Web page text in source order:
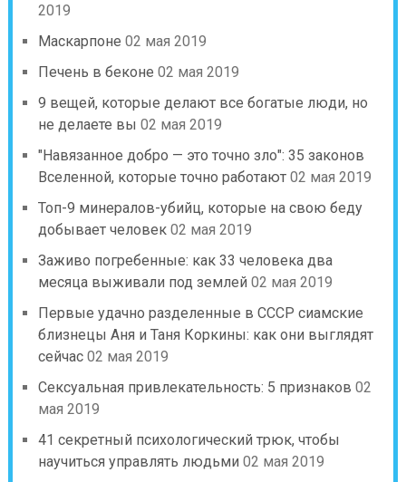
2019
Маскарпоне 02 мая 2019
Печень в беконе 02 мая 2019
9 вещей, которые делают все богатые люди, но
не делаете вы 02 мая 2019
″Навязанное добро — это точно зло″: 35 законов
Вселенной, которые точно работают 02 мая 2019
Топ-9 минералов-убийц, которые на свою беду
добывает человек 02 мая 2019
Заживо погребенные: как 33 человека два
месяца выживали под землей 02 мая 2019
Первые удачно разделенные в СССР сиамские
близнецы Аня и Таня Коркины: как они выглядят
сейчас 02 мая 2019
Сексуальная привлекательность: 5 признаков 02
мая 2019
41 секретный психологический трюк, чтобы
научиться управлять людьми 02 мая 2019